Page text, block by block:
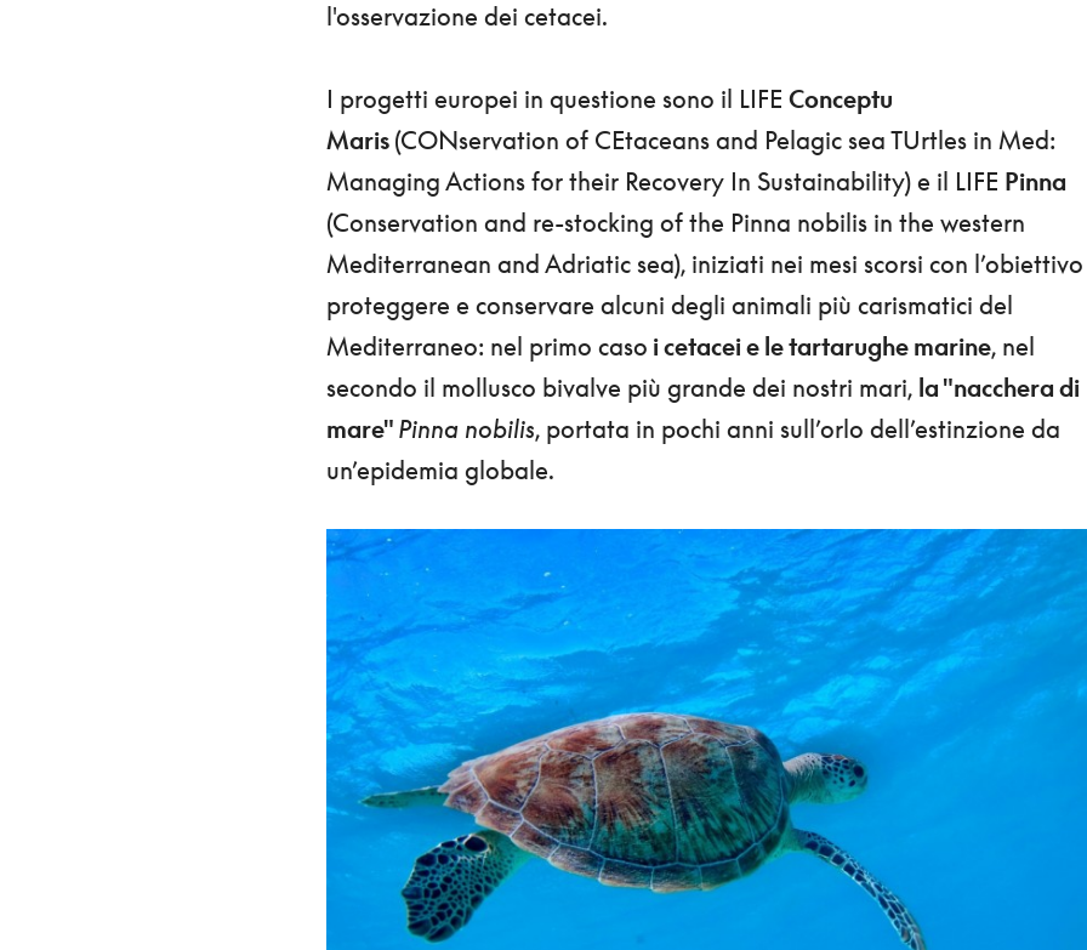
l'osservazione dei cetacei.
I progetti europei in questione sono il LIFE Conceptu
Maris (CONservation of CEtaceans and Pelagic sea TUrtles in Med:
Managing Actions for their Recovery In Sustainability) e il LIFE Pinna
(Conservation and re-stocking of the Pinna nobilis in the western
Mediterranean and Adriatic sea), iniziati nei mesi scorsi con l’obiettivo
proteggere e conservare alcuni degli animali più carismatici del
Mediterraneo: nel primo caso i cetacei e le tartarughe marine, nel
secondo il mollusco bivalve più grande dei nostri mari, la "nacchera di
mare" Pinna nobilis, portata in pochi anni sull’orlo dell’estinzione da
un’epidemia globale.